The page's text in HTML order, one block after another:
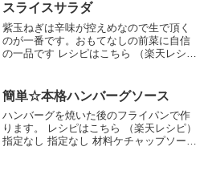
スライスサラダ
紫玉ねぎは辛味が控えめなので生で頂く
のが一番です。おもてなしの前菜に自信
の一品です レシピはこちら （楽天レシ
なのレビュー
簡単☆本格ハンバーグソース
ハンバーグを焼いた後のフライパンで作
ります。 レシピはこちら （楽天レシピ）
指定なし 指定なし 材料ケチャップソース